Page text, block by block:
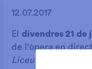
12.07.2017
El divendres 21 de
de l'òpera en
Liceu a la fresca
,